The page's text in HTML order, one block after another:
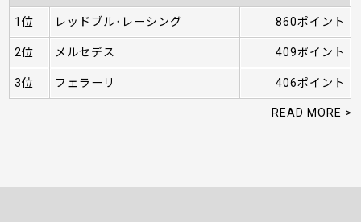
1位 レッドブル･レーシング 860ポイント
2位 メルセデス 409ポイント
3位 フェラーリ 406ポイント
READ MORE >